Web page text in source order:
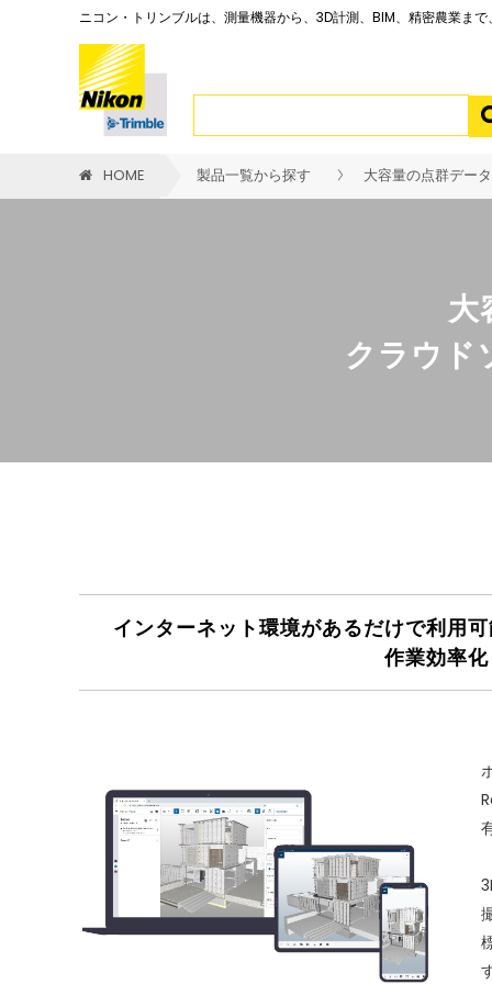
ニコン・トリンブルは、測量機器から、3D計測、BIM、精密農業ま
HOME 製品一覧から探す 大容量の点群デー
大
クラウド
インターネット環境があるだけで利用
作業効率